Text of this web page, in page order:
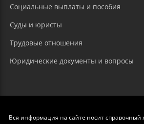
Социальные выплаты и пособия
Суды и юристы
Трудовые отношения
Юридические документы и вопросы
Вся информация на сайте носит справочный